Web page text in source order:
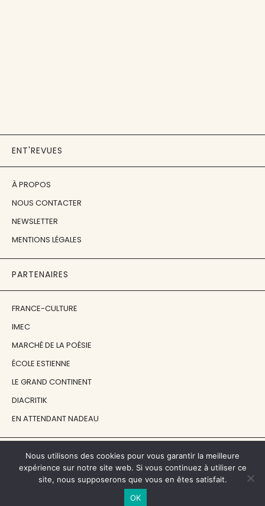
ENT'REVUES
À PROPOS
NOUS CONTACTER
NEWSLETTER
MENTIONS LÉGALES
PARTENAIRES
FRANCE-CULTURE
IMEC
MARCHÉ DE LA POÉSIE
ÉCOLE ESTIENNE
LE GRAND CONTINENT
DIACRITIK
EN ATTENDANT NADEAU
NOS SOUTIENS
CENTRE NATIONAL DU LIVRE
Nous utilisons des cookies pour vous garantir la meilleure
expérience sur notre site web. Si vous continuez à utiliser ce
site, nous supposerons que vous en êtes satisfait.
OK